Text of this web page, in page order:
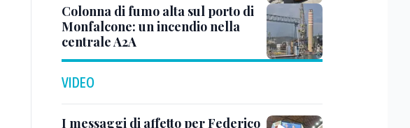
Colonna di fumo alta sul porto di
Monfalcone: un incendio nella
centrale A2A
VIDEO
I messaggi di affetto per Federico